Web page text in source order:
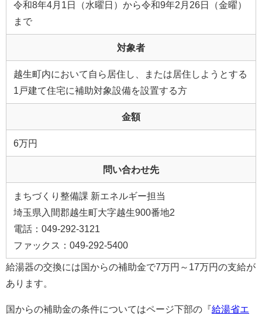
令和8年4月1日（水曜日）から令和9年2月26日（金曜）
まで
対象者
越生町内において自ら居住し、または居住しようとする
1戸建て住宅に補助対象設備を設置する方
金額
6万円
問い合わせ先
まちづくり整備課 新エネルギー担当
埼玉県入間郡越生町大字越生900番地2
電話：049-292-3121
ファックス：049-292-5400
給湯器の交換には国からの補助金で7万円～17万円の支給が
あります。
国からの補助金の条件についてはページ下部の『給湯省エ